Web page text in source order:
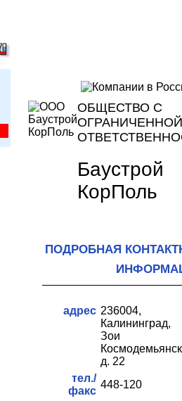
ОБЩЕСТВО С
ОГРАНИЧЕННОЙ
Баустрой
КорПоль
ПОДРОБНАЯ
адрес 236004,
Калининград,
Зои
д. 22
тел./
факс
448-120